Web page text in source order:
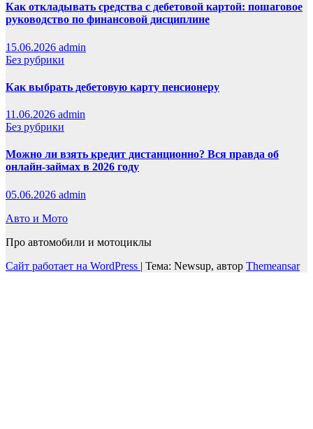
Как откладывать средства с дебетовой картой: пошаговое
руководство по финансовой дисциплине
15.06.2026 admin
Без рубрики
Как выбрать дебетовую карту пенсионеру
11.06.2026 admin
Без рубрики
Можно ли взять кредит дистанционно? Вся правда об
онлайн-займах в 2026 году
05.06.2026 admin
Авто и Мото
Про автомобили и мотоциклы
Сайт работает на WordPress | Тема: Newsup, автор Themeansar